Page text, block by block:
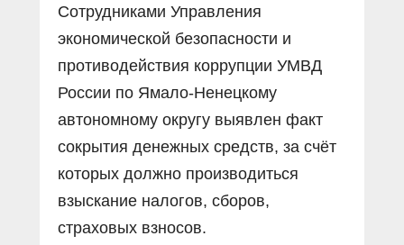
Сотрудниками Управления
экономической безопасности и
противодействия коррупции УМВД
России по Ямало-Ненецкому
автономному округу выявлен факт
сокрытия денежных средств, за счёт
которых должно производиться
взыскание налогов, сборов,
страховых взносов.